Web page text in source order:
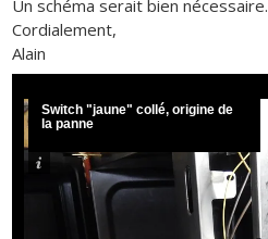
Un schéma serait bien nécessaire.
Cordialement,
Alain
Switch "jaune" collé, origine de
la panne